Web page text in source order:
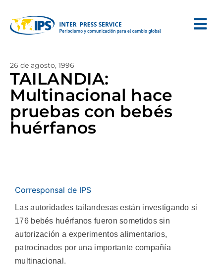
26 de agosto, 1996
TAILANDIA:
Multinacional hace
pruebas con bebés
huérfanos
Corresponsal de IPS
Las autoridades tailandesas están investigando si
176 bebés huérfanos fueron sometidos sin
autorización a experimentos alimentarios,
patrocinados por una importante compañía
multinacional.